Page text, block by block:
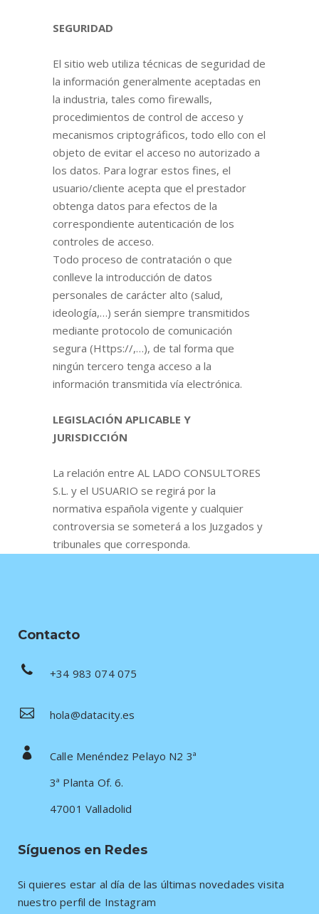
SEGURIDAD
El sitio web utiliza técnicas de seguridad de
la información generalmente aceptadas en
la industria, tales como firewalls,
procedimientos de control de acceso y
mecanismos criptográficos, todo ello con el
objeto de evitar el acceso no autorizado a
los datos. Para lograr estos fines, el
usuario/cliente acepta que el prestador
obtenga datos para efectos de la
correspondiente autenticación de los
controles de acceso.
Todo proceso de contratación o que
conlleve la introducción de datos
personales de carácter alto (salud,
ideología,…) serán siempre transmitidos
mediante protocolo de comunicación
segura (Https://,…), de tal forma que
ningún tercero tenga acceso a la
información transmitida vía electrónica.
LEGISLACIÓN APLICABLE Y
JURISDICCIÓN
La relación entre AL LADO CONSULTORES
S.L. y el USUARIO se regirá por la
normativa española vigente y cualquier
controversia se someterá a los Juzgados y
tribunales que corresponda.
Contacto
+34 983 074 075
hola@datacity.es
Calle Menéndez Pelayo N2 3ª
3ª Planta Of. 6.
47001 Valladolid
Síguenos en Redes
Si quieres estar al día de las últimas novedades visita
nuestro perfil de Instagram